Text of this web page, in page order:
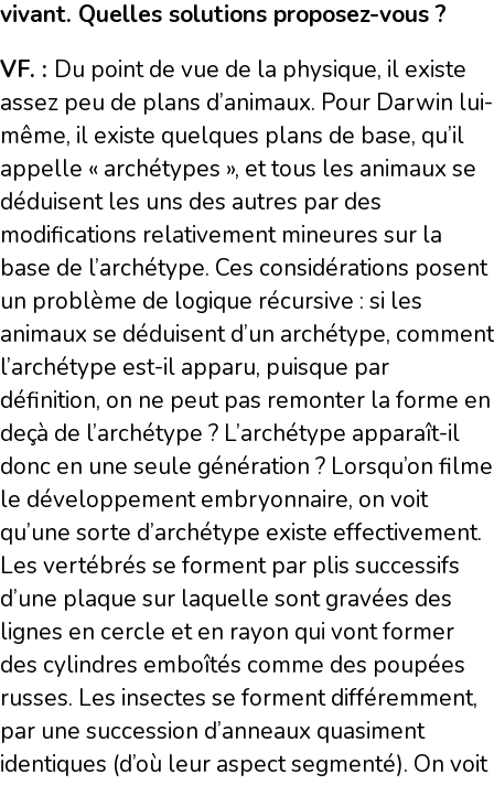
vivant. Quelles solutions proposez-vous ?
VF. : Du point de vue de la physique, il existe
assez peu de plans d’animaux. Pour Darwin lui-
même, il existe quelques plans de base, qu’il
appelle « archétypes », et tous les animaux se
déduisent les uns des autres par des
modifications relativement mineures sur la
base de l’archétype. Ces considérations posent
un problème de logique récursive : si les
animaux se déduisent d’un archétype, comment
l’archétype est-il apparu, puisque par
définition, on ne peut pas remonter la forme en
deçà de l’archétype ? L’archétype apparaît-il
donc en une seule génération ? Lorsqu’on filme
le développement embryonnaire, on voit
qu’une sorte d’archétype existe effectivement.
Les vertébrés se forment par plis successifs
d’une plaque sur laquelle sont gravées des
lignes en cercle et en rayon qui vont former
des cylindres emboîtés comme des poupées
russes. Les insectes se forment différemment,
par une succession d’anneaux quasiment
identiques (d’où leur aspect segmenté). On voit